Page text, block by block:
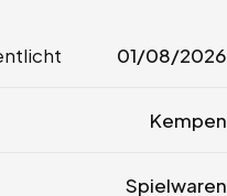
01/08/2026
Kempen
Spielwaren